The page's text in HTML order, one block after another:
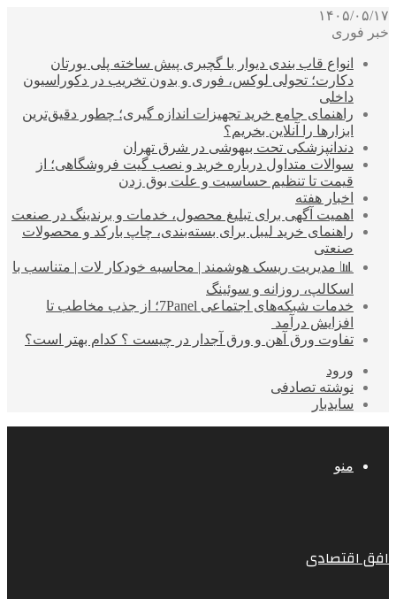
۱۴۰۵/۰۵/۱۷
خبر فوری
انواع قاب بندی دیوار با گچبری پیش ساخته پلی یورتان
دکارت؛ تحولی لوکس، فوری و بدون تخریب در دکوراسیون
داخلی
راهنمای جامع خرید تجهیزات اندازه گیری؛ چطور دقیق‌ترین
ابزارها را آنلاین بخریم؟
دندانپزشکی تحت بیهوشی در شرق تهران
سوالات متداول درباره خرید و نصب گیت فروشگاهی؛ از
قیمت تا تنظیم حساسیت و علت بوق زدن
اخبار هفته
اهمیت آگهی برای تبلیغ محصول، خدمات و برندینگ در صنعت
راهنمای خرید لیبل برای بسته‌بندی، چاپ بارکد و محصولات
صنعتی
📊 مدیریت ریسک هوشمند | محاسبه خودکار لات | متناسب با
اسکالپ، روزانه و سوئینگ
خدمات شبکه‌های اجتماعی 7Panel؛ از جذب مخاطب تا
افزایش درآمد
تفاوت ورق آهن و ورق آجدار در چیست ؟ کدام بهتر است؟
ورود
نوشته تصادفی
سایدبار
منو
افق اقتصادی